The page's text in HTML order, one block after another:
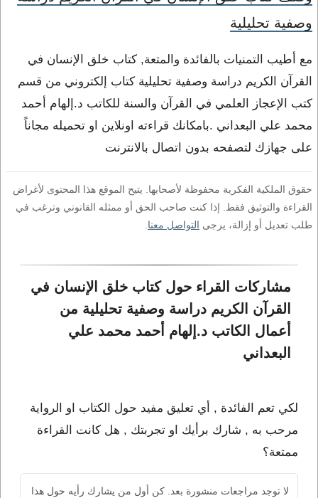
وصفية تحليلية
مع أطيب التمنيات بالفائدة والمتعة, كتاب خلق الإنسان في
القرآن الكريم دراسة وصفية تحليلية كتاب إلكتروني من قسم
كتب الإعجاز العلمي في القرآن والسنة للكاتب د.إلهام أحمد
محمد علي البعداني .بامكانك قراءته اونلاين او تحميله مجاناً
على جهازك لتصفحه بدون اتصال بالانترنت
حقوق الملكية الفكرية محفوظة لأصحابها. يتيح الموقع هذا المحتوى لأغراض
القراءة والتوثيق فقط. إذا كنت صاحب الحق أو ممثله القانوني وترغب في
طلب تعديل أو إزالة، يرجى التواصل معنا
مشاركات القراء حول كتاب خلق الإنسان في
القرآن الكريم دراسة وصفية تحليلية من
أعمال الكاتب د.إلهام أحمد محمد علي
البعداني
لكي تعم الفائدة , أي تعليق مفيد حول الكتاب او الرواية
مرحب به , شارك برأيك او تجربتك , هل كانت القراءة
ممتعة؟
لا توجد مراجعات منشورة بعد. كن أول من يشارك رأيه حول هذا